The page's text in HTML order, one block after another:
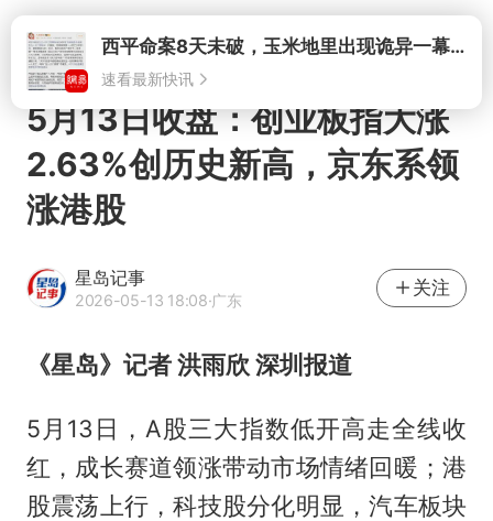
打开
5月13日收盘：创业板指大涨
2.63%创历史新高，京东系领
涨港股
星岛记事
2026-05-13 18:08·广东
关注
《星岛》记者 洪雨欣 深圳报道
5月13日，A股三大指数低开高走全线收
红，成长赛道领涨带动市场情绪回暖；港
股震荡上行，科技股分化明显，汽车板块